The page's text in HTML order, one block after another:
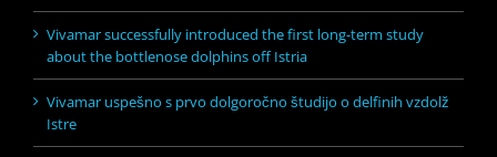
Vivamar successfully introduced the first long-term study
about the bottlenose dolphins off Istria
Vivamar uspešno s prvo dolgoročno študijo o delfinih vzdolž
Istre